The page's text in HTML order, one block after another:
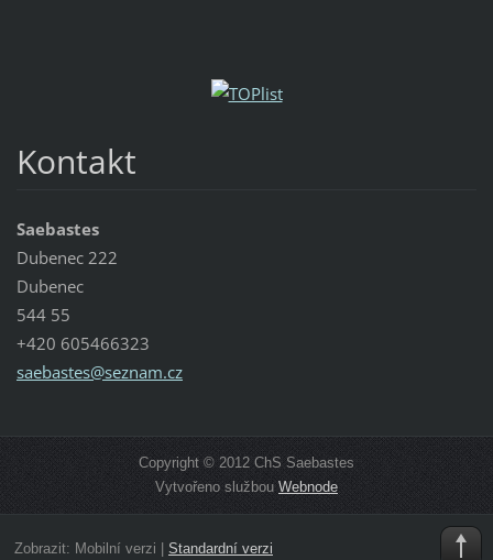
Kontakt
Saebastes
Dubenec 222
Dubenec
544 55
+420 605466323
saebastes@seznam.cz
Copyright © 2012 ChS Saebastes
Vytvořeno službou Webnode
Zobrazit: Mobilní verzi | Standardní verzi